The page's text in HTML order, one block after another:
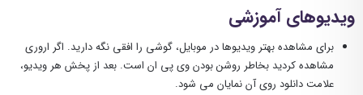
ویدیوهای آموزشی
برای مشاهده بهتر ویدیوها در موبایل، گوشی را افقی نگه دارید. اگر اروری
مشاهده کردید بخاطر روشن بودن وی پی ان است. بعد از پخش هر ویدیو،
علامت دانلود روی آن نمایان می شود.